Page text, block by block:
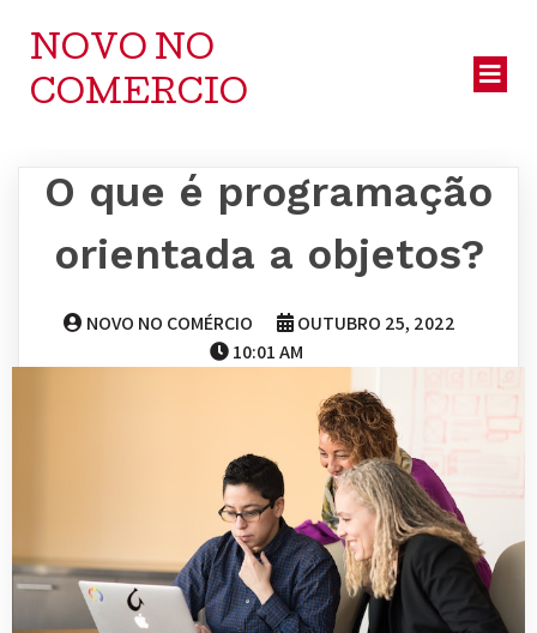
NOVO NO
COMERCIO
O que é programação
orientada a objetos?
NOVO NO COMÉRCIO
OUTUBRO 25, 2022
10:01 AM